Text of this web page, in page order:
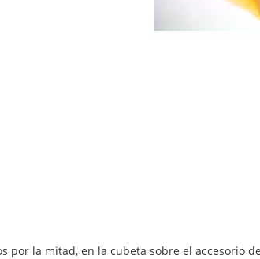
por la mitad, en la cubeta sobre el accesorio